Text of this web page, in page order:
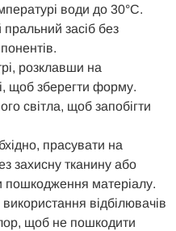
води до 30°C.
засіб без
розклавши на
щоб зберегти форму.
світла, щоб запобігти
прасувати на
захисну тканину або
пошкодження матеріалу.
відбілювачів
щоб не пошкодити